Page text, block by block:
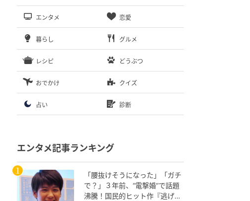
エンタメ 恋愛
暮らし グルメ
レシピ どうぶつ
おでかけ クイズ
占い 診断
エンタメ記事ランキング
「腰抜けそうになった」「ガチ
で？」３年前、“電撃婚”で話題
沸騰！国民的ヒット作『逃げ